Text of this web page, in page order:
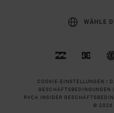
WÄHLE
COOKIE-EINSTELLUNGEN |
GESCHÄFTSBEDINGUNGEN |
RVCA INSIDER
© 2026